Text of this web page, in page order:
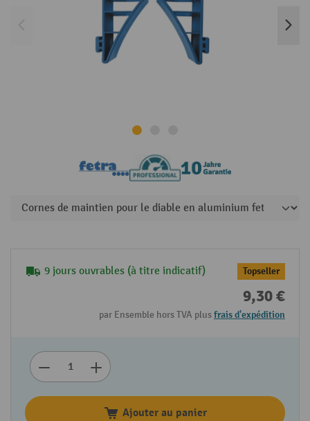
9 jours ouvrables (à titre indicatif) Topseller
9,30 €
par Ensemble hors TVA plusfrais d'expédition
Ajouter au panier